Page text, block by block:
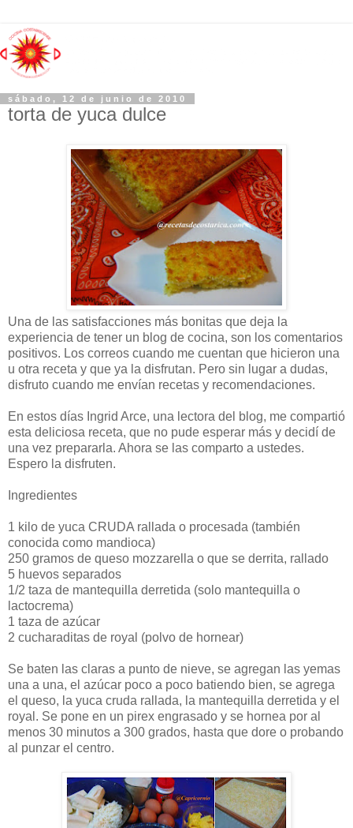
sábado, 12 de junio de 2010
torta de yuca dulce
Una de las satisfacciones más bonitas que deja la
experiencia de tener un blog de cocina, son los comentarios
positivos. Los correos cuando me cuentan que hicieron una
u otra receta y que ya la disfrutan. Pero sin lugar a dudas,
disfruto cuando me envían recetas y recomendaciones.
En estos días Ingrid Arce, una lectora del blog, me compartió
esta deliciosa receta, que no pude esperar más y decidí de
una vez prepararla. Ahora se las comparto a ustedes.
Espero la disfruten.
Ingredientes
1 kilo de yuca CRUDA rallada o procesada (también
conocida como mandioca)
250 gramos de queso mozzarella o que se derrita, rallado
5 huevos separados
1/2 taza de mantequilla derretida (solo mantequilla o
lactocrema)
1 taza de azúcar
2 cucharaditas de royal (polvo de hornear)
Se baten las claras a punto de nieve, se agregan las yemas
una a una, el azúcar poco a poco batiendo bien, se agrega
el queso, la yuca cruda rallada, la mantequilla derretida y el
royal. Se pone en un pirex engrasado y se hornea por al
menos 30 minutos a 300 grados, hasta que dore o probando
al punzar el centro.